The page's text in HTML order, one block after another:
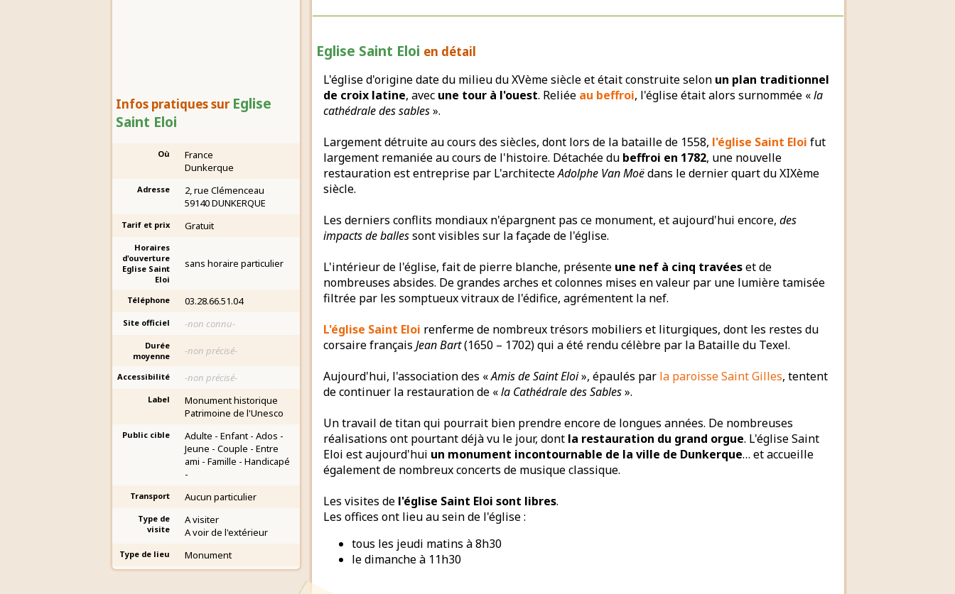
Infos pratiques sur Eglise
Saint Eloi
Où
France
Dunkerque
Adresse
2, rue Clémenceau
59140 DUNKERQUE
Tarif et prix Gratuit
Horaires
d'ouverture
Eglise Saint
Eloi
sans horaire particulier
Téléphone 03.28.66.51.04
Site officiel -non connu-
Durée
moyenne
-non précisé-
Accessibilité -non précisé-
Label
Monument historique
Patrimoine de l'Unesco
Public cible
Adulte - Enfant - Ados -
Jeune - Couple - Entre
ami - Famille - Handicapé
-
Transport Aucun particulier
Type de
visite
A visiter
A voir de l'extérieur
Type de lieu Monument
Eglise Saint Eloi en détail
L'église d'origine date du milieu du XVème siècle et était construite selon un plan traditionnel
de croix latine, avec une tour à l'ouest. Reliée au beffroi, l'église était alors surnommée «la
cathédrale des sables».
Largement détruite au cours des siècles, dont lors de la bataille de 1558, l'église Saint Eloi fut
largement remaniée au cours de l'histoire. Détachée du beffroi en 1782, une nouvelle
restauration est entreprise par L'architecteAdolphe Van Moëdans le dernier quart du XIXème
siècle.
Les derniers conflits mondiaux n'épargnent pas ce monument, et aujourd'hui encore, des
impacts de ballessont visibles sur la façade de l'église.
L'intérieur de l'église, fait de pierre blanche, présente une nef à cinq travéeset de
nombreuses absides. De grandes arches et colonnes mises en valeur par une lumière tamisée
filtrée par les somptueux vitraux de l'édifice, agrémentent la nef.
L'église Saint Eloi renferme de nombreux trésors mobiliers et liturgiques, dont les restes du
corsaire français Jean Bart(1650 – 1702) qui a été rendu célèbre par la Bataille du Texel.
Aujourd'hui, l'association des «Amis de Saint Eloi», épaulés par la paroisse Saint Gilles, tentent
de continuer la restauration de «la Cathédrale des Sables».
Un travail de titan qui pourrait bien prendre encore de longues années. De nombreuses
réalisations ont pourtant déjà vu le jour, dont la restauration du grand orgue. L'église Saint
Eloi est aujourd'hui un monument incontournable de la ville de Dunkerque… et accueille
également de nombreux concerts de musique classique.
Les visites de l'église Saint Eloi sont libres.
Les offices ont lieu au sein de l'église :
tous les jeudi matins à 8h30
le dimanche à 11h30